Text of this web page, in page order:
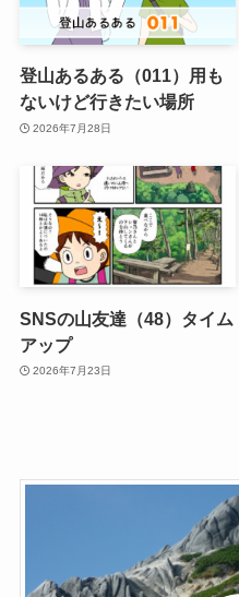
登山あるある（011）用も
ないけど行きたい場所
2026年7月28日
SNSの山友達（48）タイム
アップ
2026年7月23日